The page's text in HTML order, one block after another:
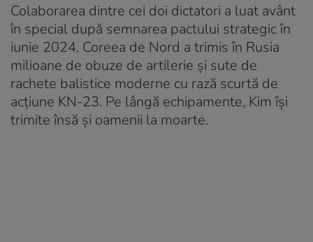
Colaborarea dintre cei doi dictatori a luat avânt
în special după semnarea pactului strategic în
iunie 2024. Coreea de Nord a trimis în Rusia
milioane de obuze de artilerie și sute de
rachete balistice moderne cu rază scurtă de
acțiune KN-23. Pe lângă echipamente, Kim își
trimite însă și oamenii la moarte.